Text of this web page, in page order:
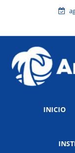
INICIO